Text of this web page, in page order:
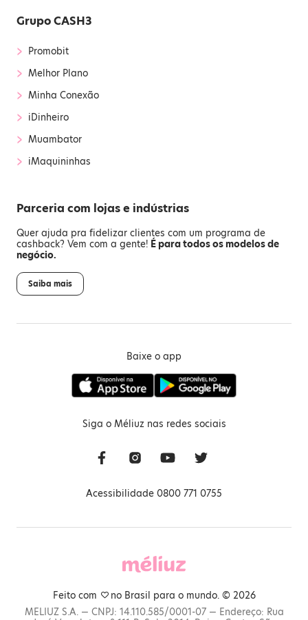
Grupo CASH3
› Promobit
› Melhor Plano
› Minha Conexão
› iDinheiro
› Muambator
› iMaquininhas
Parceria com lojas e indústrias
Quer ajuda pra fidelizar clientes com um programa de
cashback? Vem com a gente! É para todos os modelos de
negócio.
Saiba mais
Baixe o app
Siga o Méliuz nas redes sociais
Acessibilidade 0800 771 0755
Feito com
no Brasil para o mundo. © 2026
MELIUZ S.A. — CNPJ: 14.110.585/0001-07 — Endereço: Rua